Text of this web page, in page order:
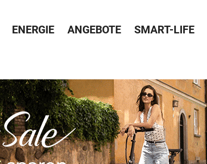
ENERGIE ANGEBOTE SMART-LIFE